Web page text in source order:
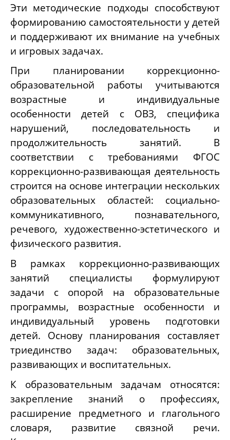
Эти методические подходы способствуют
формированию самостоятельности у детей
и поддерживают их внимание на учебных
и игровых задачах.
При планировании коррекционно-
образовательной работы учитываются
возрастные и индивидуальные
особенности детей с ОВЗ, специфика
нарушений, последовательность и
продолжительность занятий. В
соответствии с требованиями ФГОС
коррекционно-развивающая деятельность
строится на основе интеграции нескольких
образовательных областей: социально-
коммуникативного, познавательного,
речевого, художественно-эстетического и
физического развития.
В рамках коррекционно-развивающих
занятий специалисты формулируют
задачи с опорой на образовательные
программы, возрастные особенности и
индивидуальный уровень подготовки
детей. Основу планирования составляет
триединство задач: образовательных,
развивающих и воспитательных.
К образовательным задачам относятся:
закрепление знаний о профессиях,
расширение предметного и глагольного
словаря, развитие связной речи.